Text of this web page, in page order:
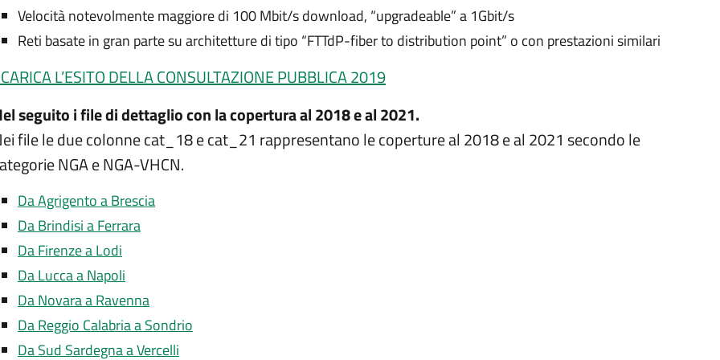
Velocità notevolmente maggiore di 100 Mbit/s download, “upgradeable” a 1Gbit/s
Reti basate in gran parte su architetture di tipo “FTTdP-fiber to distribution point” o con prestazioni similari
L’ESITO DELLA CONSULTAZIONE PUBBLICA 2019
seguito i file di dettaglio con la copertura al 2018 e al 2021.
file le due colonne cat_18 e cat_21 rappresentano le coperture al 2018 e al 2021 secondo le
NGA e NGA-VHCN.
Da Agrigento a Brescia
Da Brindisi a Ferrara
Da Firenze a Lodi
Da Lucca a Napoli
Da Novara a Ravenna
Da Reggio Calabria a Sondrio
Da Sud Sardegna a Vercelli